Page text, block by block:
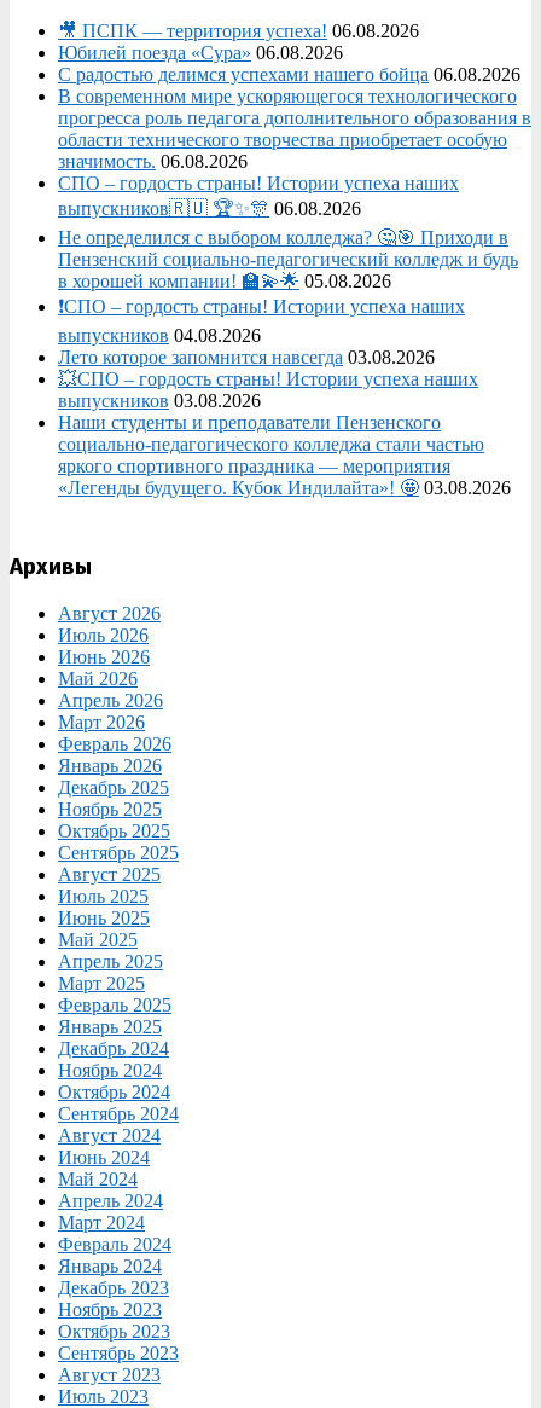
🎥 ПСПК — территория успеха! 06.08.2026
Юбилей поезда «Сура» 06.08.2026
С радостью делимся успехами нашего бойца 06.08.2026
В современном мире ускоряющегося технологического
прогресса роль педагога дополнительного образования в
области технического творчества приобретает особую
значимость. 06.08.2026
СПО – гордость страны! Истории успеха наших
выпускников🇷🇺 🏆✨🎊 06.08.2026
Не определился с выбором колледжа? 🤔🎯 Приходи в
Пензенский социально-педагогический колледж и будь
в хорошей компании! 🏫💫🌟 05.08.2026
❗СПО – гордость страны! Истории успеха наших
выпускников 04.08.2026
Лето которое запомнится навсегда 03.08.2026
💥СПО – гордость страны! Истории успеха наших
выпускников 03.08.2026
Наши студенты и преподаватели Пензенского
социально‑педагогического колледжа стали частью
яркого спортивного праздника — мероприятия
«Легенды будущего. Кубок Индилайта»! 🤩 03.08.2026
Архивы
Август 2026
Июль 2026
Июнь 2026
Май 2026
Апрель 2026
Март 2026
Февраль 2026
Январь 2026
Декабрь 2025
Ноябрь 2025
Октябрь 2025
Сентябрь 2025
Август 2025
Июль 2025
Июнь 2025
Май 2025
Апрель 2025
Март 2025
Февраль 2025
Январь 2025
Декабрь 2024
Ноябрь 2024
Октябрь 2024
Сентябрь 2024
Август 2024
Июнь 2024
Май 2024
Апрель 2024
Март 2024
Февраль 2024
Январь 2024
Декабрь 2023
Ноябрь 2023
Октябрь 2023
Сентябрь 2023
Август 2023
Июль 2023